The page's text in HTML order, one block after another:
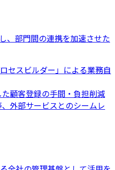
、部門間の連携を加速させた
セスビルダー」による業務自
た顧客登録の手間・負担削減
外部サービスとのシームレ